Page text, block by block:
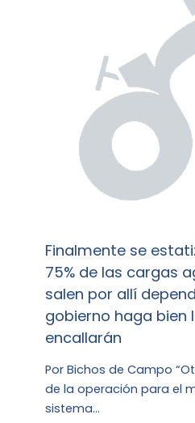
Finalmente se
75% de las cargas
salen por allí
gobierno haga bien
encallarán
Por Bichos de Campo
de la operación para el
sistema…